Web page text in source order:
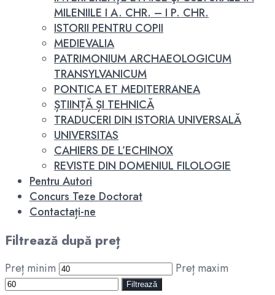
MILENIILE I A. CHR. – I P. CHR.
ISTORII PENTRU COPII
MEDIEVALIA
PATRIMONIUM ARCHAEOLOGICUM
TRANSYLVANICUM
PONTICA ET MEDITERRANEA
ȘTIINȚĂ ȘI TEHNICĂ
TRADUCERI DIN ISTORIA UNIVERSALĂ
UNIVERSITAS
CAHIERS DE L’ECHINOX
REVISTE DIN DOMENIUL FILOLOGIE
Pentru Autori
Concurs Teze Doctorat
Contactați-ne
Filtrează după preț
Preț minim Preț maxim
Filtrează